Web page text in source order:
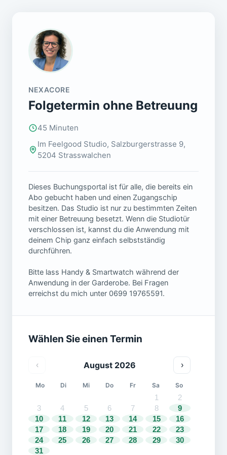
NEXACORE
Folgetermin ohne Betreuung
45 Minuten
Im Feelgood Studio, Salzburgerstrasse 9,
5204 Strasswalchen
Dieses Buchungsportal ist für alle, die bereits ein
Abo gebucht haben und einen Zugangschip
besitzen. Das Studio ist nur zu bestimmten Zeiten
mit einer Betreuung besetzt. Wenn die Studiotür
verschlossen ist, kannst du die Anwendung mit
deinem Chip ganz einfach selbstständig
durchführen.
Bitte lass Handy & Smartwatch während der
Anwendung in der Garderobe. Bei Fragen
erreichst du mich unter 0699 19765591.
Wählen Sie einen Termin
‹ August 2026 ›
Mo Di Mi Do Fr Sa So
1
2
3
4 5 6 7 8
9
10
11 12 13 14 15
16
17
18 19 20 21 22
23
24
25 26 27 28 29
30
31